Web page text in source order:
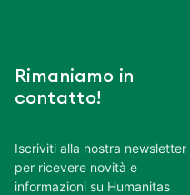
Rimaniamo in
contatto!
Iscriviti alla nostra newsletter
per ricevere novità e
informazioni su Humanitas